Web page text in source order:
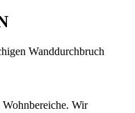
Wanddurchbruch
Wir